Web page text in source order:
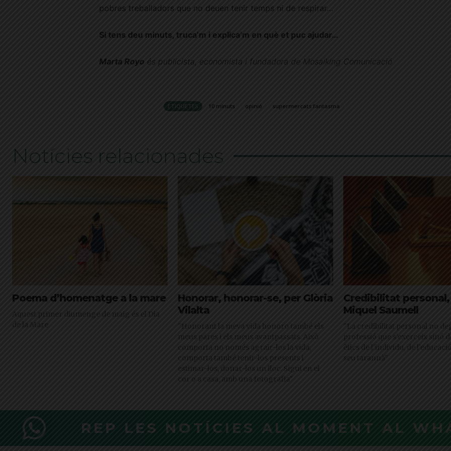
pobres treballadors que no deuen tenir temps ni de respirar…
Si tens deu minuts, truca’m i explica’m en què et puc ajudar…
Marta Royo és publicista, economista i fundadora de Mosaiking Comunicació
ETIQUETES 10 minuts opinió supermercats fantasma
Notícies relacionades
Poema d’homenatge a la mare
Aquest primer diumenge de maig és el Dia
de la Mare
Honorar, honorar-se, per Glòria
Vilalta
"Honorant la meva vida honoro també els
meus pares i els meus avantpassats. Això
comporta no només agrair-los la vida,
comporta també tenir-los presents i
estimar-los, donar-los un lloc. Sigui en el
cor o a casa, amb una fotografia"
Credibilitat
Miquel Saumell
"La credibilitat personal no
professió que s’exerceix sinó
ètics de l’individu, de
seu tarannà"
REP LES NOTÍCIES AL MOMENT AL